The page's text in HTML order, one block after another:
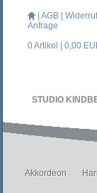
STUDIO
AGB
Anfrage
0Artikel | 0,00
Akkordeon